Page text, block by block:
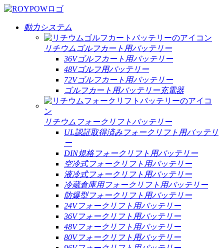
動力システム
リチウムゴルフカート用バッテリー
36Vゴルフカート用バッテリー
48Vゴルフ用バッテリー
72Vゴルフカート用バッテリー
ゴルフカート用バッテリー充電器
リチウムフォークリフトバッテリー
UL認証取得済みフォークリフト用バッテリ
ー
DIN規格フォークリフト用バッテリー
空冷式フォークリフト用バッテリー
液冷式フォークリフト用バッテリー
冷蔵倉庫用フォークリフト用バッテリー
防爆型フォークリフト用バッテリー
24Vフォークリフト用バッテリー
36Vフォークリフト用バッテリー
48Vフォークリフト用バッテリー
80Vフォークリフト用バッテリー